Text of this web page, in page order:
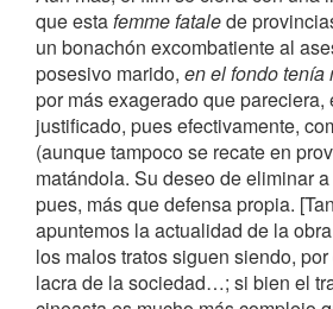
que estafemme fatalede
un bonachón excombatiente al
posesivo marido, en el fondo tenía
por más exagerado que
justificado, pues efectivamente,
(aunque tampoco se recate en
matándola. Su deseo de eliminar
pues, más que defensa propia.
apuntemos la actualidad de la
los malos tratos siguen siendo,
lacra de la sociedad…; si bien el